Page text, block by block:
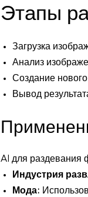
Этапы
Загрузка
Анализ
Создание
Вывод
AI для раздевания
Индустрия
Мода: